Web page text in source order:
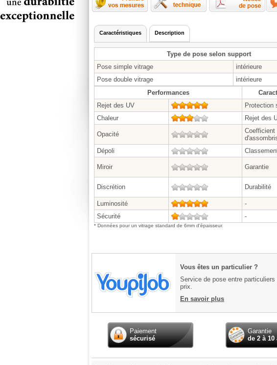
Caractéristiques Description
Type de pose selon support
Pose simple vitrage
intérieure
Pose double vitrage
intérieure
Performances
Rejet des UV
Protection
Chaleur
Rejet des
Opacité
Coefficient
Dépoli
Miroir Garantie
Discrétion Durabilité
Luminosité
-
Sécurité
-
* Données pour un vitrage standard de 6mm d'épaisseur.
Vous êtes un particulier ?
Service de pose entre particuliers
prix.
En savoir plus
Paiement
sécurisé
Garantie
de 2 à 10